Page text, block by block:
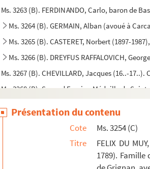
Ms. 3263 (B). FERDINANDO, Carlo, baron de
Ms. 3264 (B). GERMAIN, Alban (avoué à
Ms. 3265 (B). CASTERET, Norbert (1897-
Ms. 3266 (B). DREYFUS RAFFALOVICH,
Ms. 3267 (B). CHEVILLARD, Jacques (16..-
Ms. 3268 (B). Second Empire. Médaille de
Ms. 3270 (B). OURLIAC, Paul (1911-1998).
Ms. 3272 (B). RHANTY. « A Mademoiselle
Présentation du contenu
Cote
Ms. 3254 (C)
Titre
FELIX DU
1789).